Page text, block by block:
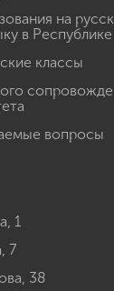
на
в
классы
вопросы
1
7
38